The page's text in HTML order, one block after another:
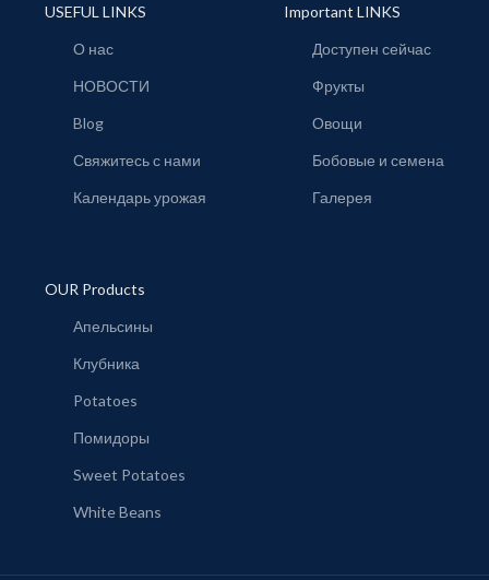
USEFUL LINKS
О нас
НОВОСТИ
Blog
Свяжитесь с нами
Календарь урожая
Important LINKS
Доступен сейчас
Фрукты
Овощи
Бобовые и семена
Галерея
OUR Products
Апельсины
Клубника
Potatoes
Помидоры
Sweet Potatoes
White Beans